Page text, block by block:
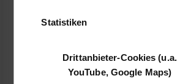
Statistiken
Drittanbieter-Cookies (u.a.
YouTube, Google Maps)